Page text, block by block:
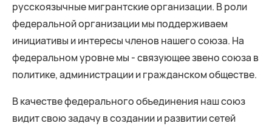
русскоязычные мигрантские организации. В роли
федеральной организации мы поддерживаем
инициативы и интересы членов нашего союза. На
федеральном уровне мы - связующее звено союза в
политике, администрации и гражданском обществе.
В качестве федерального объединения наш союз
видит свою задачу в создании и развитии сетей